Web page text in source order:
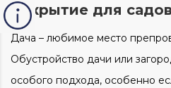
покрытие для
Дача – любимое место
Обустройство дачи или
особого подхода, особенно